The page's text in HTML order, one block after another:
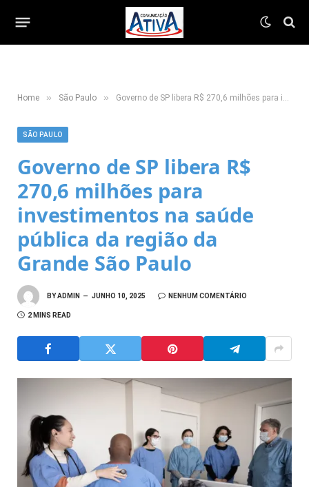
Home » São Paulo » Governo de SP libera R$ 270,6 milhões para investimentos na saúde pública da região da Grande São Paulo
SÃO PAULO
Governo de SP libera R$
270,6 milhões para
investimentos na saúde
pública da região da
Grande São Paulo
BYADMIN JUNHO 10, 2025 NENHUM COMENTÁRIO
2 MINS READ